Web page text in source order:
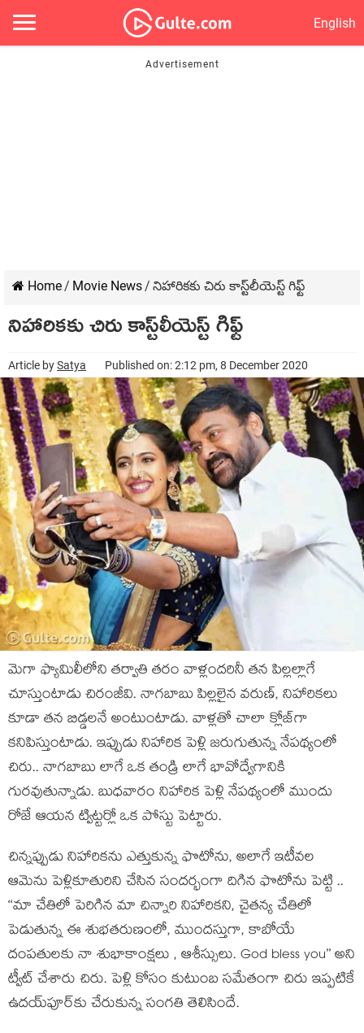
English
Home/ Movie News/ నిహారికకు చిరు కాస్ట్‌లీయెస్ట్ గిఫ్ట్
నిహారికకు చిరు కాస్ట్‌లీయెస్ట్ గిఫ్ట్
Article bySatya Published on: 2:12 pm, 8 December 2020
మెగా ఫ్యామిలీలోని తర్వాతి తరం వాళ్లందరినీ తన పిల్లల్లాగే
చూస్తుంటాడు చిరంజీవి. నాగబాబు పిల్లలైన వరుణ్, నిహారికలు
కూడా తన బిడ్డలనే అంటుంటాడు. వాళ్లతో చాలా క్లోజ్‌గా
కనిపిస్తుంటాడు. ఇప్పుడు నిహారిక పెళ్లి జరుగుతున్న నేపథ్యంలో
చిరు.. నాగబాబు లాగే ఒక తండ్రి లాగే భావోద్వేగానికి
గురవుతున్నాడు. బుధవారం నిహారిక పెళ్లి నేపథ్యంలో ముందు
రోజే ఆయన ట్విట్టర్లో ఒక పోస్టు పెట్టారు.
చిన్నప్పుడు నిహారికను ఎత్తుకున్న ఫొటోను, అలాగే ఇటీవల
ఆమెను పెళ్లికూతురిని చేసిన సందర్భంగా దిగిన ఫొటోను పెట్టి ..
‘‘మా చేతిలో పెరిగిన మా చిన్నారి నిహారికని, చైతన్య చేతిలో
పెడుతున్న ఈ శుభతరుణంలో, ముందస్తుగా, కాబోయే
దంపతులకు నా శుభాకాంక్షలు , ఆశీస్సులు. God bless you’’ అని
ట్వీట్ చేశారు చిరు. పెళ్లి కోసం కుటుంబ సమేతంగా చిరు ఇప్పటికే
ఉదయ్‌పూర్‌కు చేరుకున్న సంగతి తెలిసిందే.